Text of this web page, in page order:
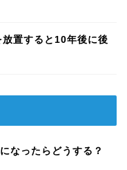
放置すると10年後に後
なったらどうする？